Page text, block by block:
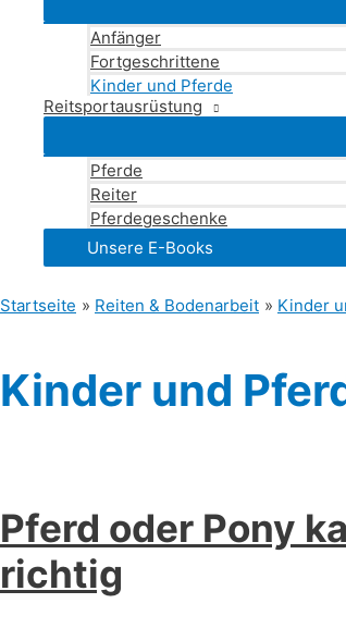
Anfänger
Fortgeschrittene
Kinder und Pferde
Reitsportausrüstung
Pferde
Reiter
Pferdegeschenke
Unsere E-Books
Startseite Reiten & Bodenarbeit Kinder
Kinder und
Pferd oder Pony
richtig